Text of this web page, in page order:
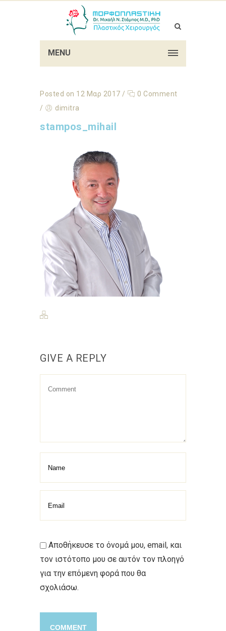
MENU
Posted on 12 Μαρ 2017 /
0 Comment
/
dimitra
stampos_mihail
GIVE A REPLY
Αποθήκευσε το όνομά μου, email, και
τον ιστότοπο μου σε αυτόν τον πλοηγό
για την επόμενη φορά που θα
σχολιάσω.